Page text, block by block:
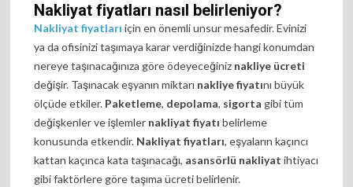
Nakliyat fiyatları nasıl belirleniyor?
Nakliyat fiyatları için en önemli unsur mesafedir. Evinizi
ya da ofisinizi taşımaya karar verdiğinizde hangi konumdan
nereye taşınacağınıza göre ödeyeceğiniz nakliye ücreti
değişir. Taşınacak eşyanın miktarı nakliye fiyatını büyük
ölçüde etkiler. Paketleme, depolama, sigorta gibi tüm
değişkenler ve işlemler nakliyat fiyatı belirleme
konusunda etkendir. Nakliyat fiyatları, eşyaların kaçıncı
kattan kaçınca kata taşınacağı, asansörlü nakliyat ihtiyacı
gibi faktörlere göre taşıma ücreti belirlenir.